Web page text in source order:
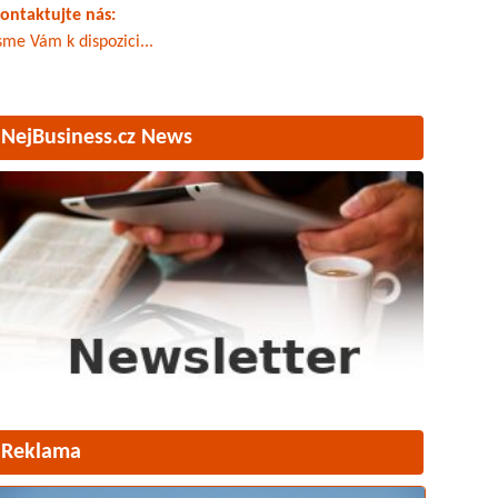
nás:
Vám k dispozici...
NejBusiness.cz News
Reklama